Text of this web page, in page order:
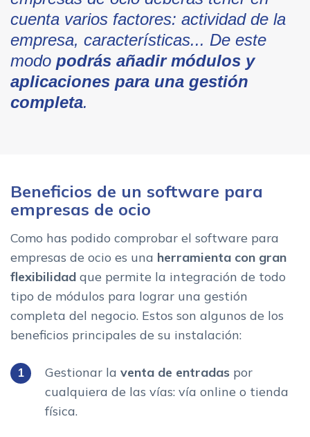
cuenta varios factores: actividad de la
empresa, características... De este
modo podrás añadir módulos y
aplicaciones para una gestión
completa.
Beneficios de un software para
empresas de ocio
Como has podido comprobar el software para
empresas de ocio es una herramienta con gran
flexibilidad que permite la integración de todo
tipo de módulos para lograr una gestión
completa del negocio. Estos son algunos de los
beneficios principales de su instalación:
Gestionar la venta de entradas por
cualquiera de las vías: vía online o tienda
física.